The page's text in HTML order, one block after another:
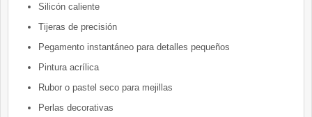
Silicón caliente
Tijeras de precisión
Pegamento instantáneo para detalles pequeños
Pintura acrílica
Rubor o pastel seco para mejillas
Perlas decorativas